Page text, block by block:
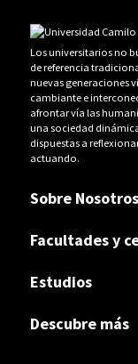
Los universitarios no
de referencia
nuevas generaciones
cambiante e
afrontar vía las
una sociedad
dispuestas a
actuando.
Sobre Nosotros
Facultades y
Estudios
Descubre más